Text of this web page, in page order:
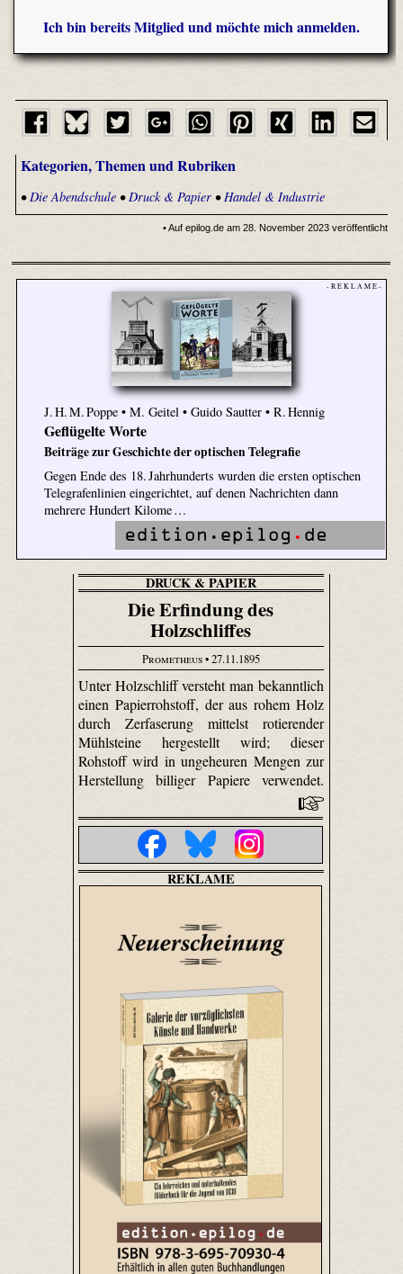
Ich bin bereits Mitglied und möchte mich anmelden.
Kategorien, Themen und Rubriken
•Die Abendschule•Druck & Papier•Handel & Industrie
• Auf epilog.de am 28. November 2023 veröffentlicht
- R E K L A M E -
J. H. M. Poppe • M. Geitel • Guido Sautter • R. Hennig
Geflügelte Worte
Beiträge zur Geschichte der optischen Telegrafie
Gegen Ende des 18. Jahrhunderts wurden die ersten optischen
Telegrafenlinien eingerichtet, auf denen Nachrichten dann
mehrere Hundert Kilome …
DRUCK & PAPIER
Die Erfindung des
Holzschliffes
Prometheus• 27.11.1895
Unter Holzschliff versteht man bekanntlich
einen Papierrohstoff, der aus rohem Holz
durch Zerfaserung mittelst rotierender
Mühlsteine hergestellt wird; dieser
Rohstoff wird in ungeheuren Mengen zur
Herstellung billiger Papiere verwendet.
REKLAME